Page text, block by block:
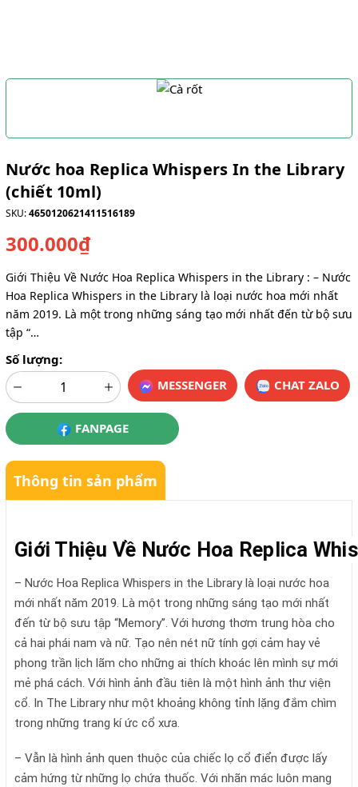
Nước hoa Replica Whispers In the Library
(chiết 10ml)
SKU:4650120621411516189
300.000₫
Giới Thiệu Về Nước Hoa Replica Whispers in the Library : – Nước
Hoa Replica Whispers in the Library là loại nước hoa mới nhất
năm 2019. Là một trong những sáng tạo mới nhất đến từ bộ sưu
tập “…
Số lượng:
MESSENGER
CHAT ZALO
FANPAGE
Thông tin sản phẩm
Giới Thiệu Về Nước Hoa Replica
– Nước Hoa Replica Whispers in the Library là loại nước hoa
mới nhất năm 2019. Là một trong những sáng tạo mới nhất
đến từ bộ sưu tập “Memory”. Với hương thơm trung hòa cho
cả hai phái nam và nữ. Tạo nên nét nữ tính gợi cảm hay vẻ
phong trần lịch lãm cho những ai thích khoác lên mình sự mới
mẻ phá cách. Với hình ảnh đầu tiên là một hình ảnh thư viện
cổ. In The Library như một khoảng không tỉnh lặng đắm chìm
trong những trang kí ức cổ xưa.
– Vẫn là hình ảnh quen thuộc của chiếc lọ cổ điển được lấy
cảm hứng từ những lọ chứa thuốc. Với nhãn mác luôn mang